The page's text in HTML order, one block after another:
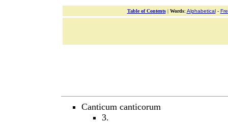
Table of Contents| Words: Alphabetical-
Canticum canticorum
3.